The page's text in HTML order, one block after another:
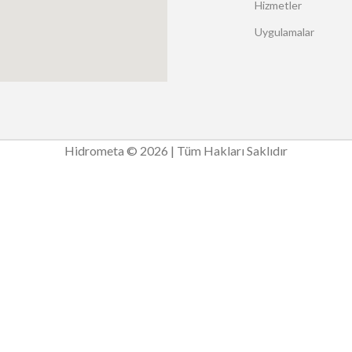
Hizmetler
Uygulamalar
Hidrometa © 2026 | Tüm Hakları Saklıdır